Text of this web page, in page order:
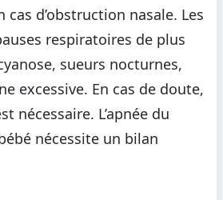
d’obstruction nasale. Les
respiratoires de plus
sueurs nocturnes,
excessive. En cas de doute,
nécessaire. L’apnée du
nécessite un bilan